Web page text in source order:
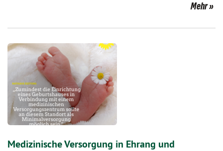
Mehr
Medizinische Versorgung in Ehrang und